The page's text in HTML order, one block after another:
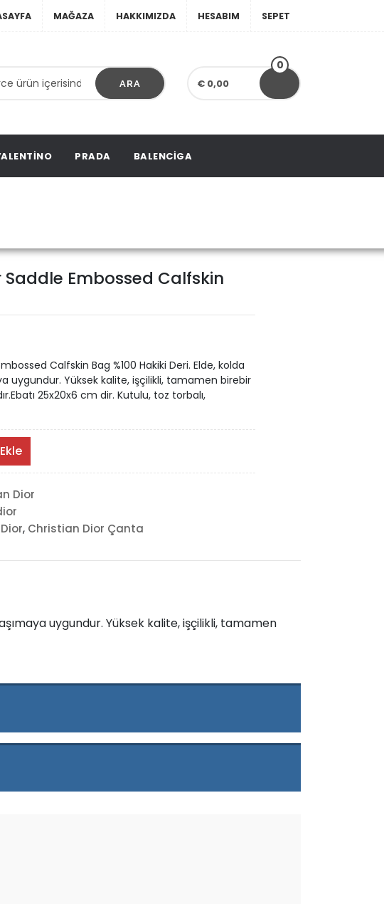
MAĞAZA HAKKIMIZDA HESABIM SEPET
ARA € 0,00
0
PRADA BALENCIGA
Embossed Calfskin
Calfskin Bag %100 Hakiki Deri. Elde, kolda
uygundur. Yüksek kalite, işçilikli, tamamen birebir
25x20x6 cm dir. Kutulu, toz torbalı,
Dior
, Christian Dior Çanta
uygundur. Yüksek kalite, işçilikli, tamamen